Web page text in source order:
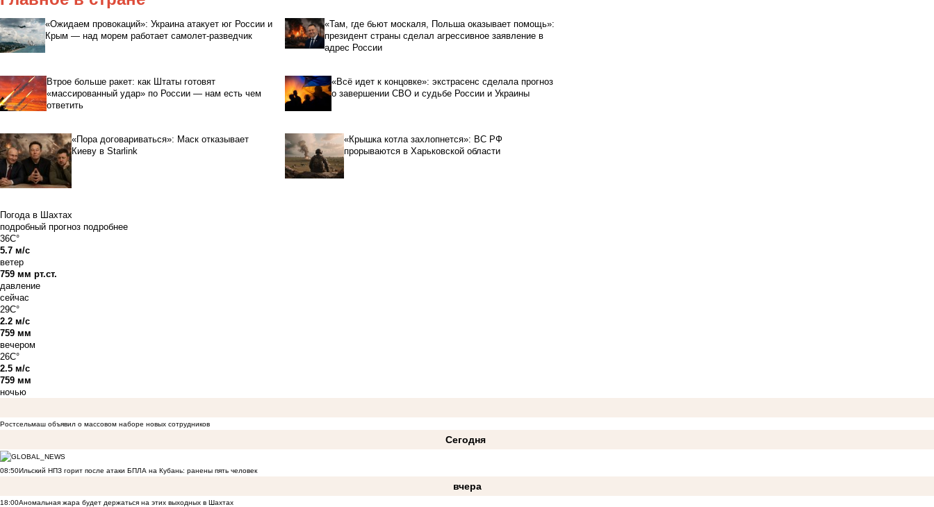
«Ожидаем провокаций»: Украина атакует юг России и
Крым — над морем работает самолет-разведчик
«Там, где бьют москаля, Польша оказывает помощь»:
президент страны сделал агрессивное заявление в
адрес России
Втрое больше ракет: как Штаты готовят
«массированный удар» по России — нам есть чем
ответить
«Всё идет к концовке»: экстрасенс сделала прогноз
о завершении СВО и судьбе России и Украины
«Пора договариваться»: Маск отказывает
Киеву в Starlink
«Крышка котла захлопнется»: ВС РФ
прорываются в Харьковской области
Погода в Шахтах
подробный прогноз подробнее
36C°
5.7 м/с
ветер
759 мм рт.ст.
давление
сейчас
29C°
2.2 м/с
759 мм
вечером
26C°
2.5 м/с
759 мм
ночью
Ростсельмаш объявил о массовом наборе новых сотрудников
Сегодня
08:50Ильский НПЗ горит после атаки БПЛА на Кубань: ранены пять человек
вчера
18:00Аномальная жара будет держаться на этих выходных в Шахтах